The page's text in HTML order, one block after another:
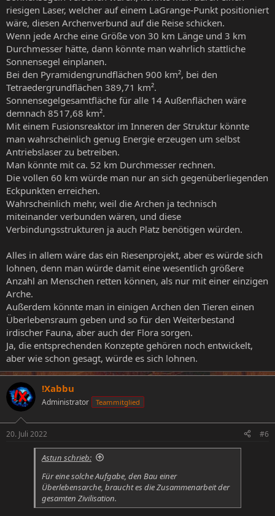
riesigen Laser, welcher auf einem LaGrange-Punkt positioniert
wäre, diesen Archenverbund auf die Reise schicken.
Wenn jede Arche eine Größe von 30 km Länge und 3 km
Durchmesser hätte, dann könnte man wahrlich stattliche
Sonnensegel einplanen.
Bei den Pyramidengrundflächen 900 km², bei den
Tetraedergrundflächen 389,71 km².
Sonnensegelgesamtfläche für alle 14 Außenflächen wäre
demnach 8517,68 km².
Mit einem Fusionsreaktor im Inneren der Struktur könnte
man wahrscheinlich genug Energie erzeugen um selbst
Antriebslaser zu betreiben.
Man könnte mit ca. 52 km Durchmesser rechnen.
Die vollen 60 km würde man nur an sich gegenüberliegenden
Eckpunkten erreichen.
Wahrscheinlich mehr, weil die Archen ja technisch
miteinander verbunden wären, und diese
Verbindungsstrukturen ja auch Platz benötigen würden.
Alles in allem wäre das ein Riesenprojekt, aber es würde sich
lohnen, denn man würde damit eine wesentlich größere
Anzahl an Menschen retten können, als nur mit einer einzigen
Arche.
Außerdem könnte man in einigen Archen den Tieren einen
Überlebensraum geben und so für den Weiterbestand
irdischer Fauna, aber auch der Flora sorgen.
Ja, die entsprechenden Konzepte gehören noch entwickelt,
aber wie schon gesagt, würde es sich lohnen.
!Xabbu
Administrator Teammitglied
20. Juli 2022 #6
Astun schrieb:
Für eine solche Aufgabe, den Bau einer
Überlebensarche, braucht es die Zusammenarbeit der
gesamten Zivilisation.